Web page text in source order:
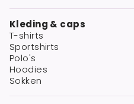
Kleding & caps
T-shirts
Sportshirts
Polo's
Hoodies
Sokken